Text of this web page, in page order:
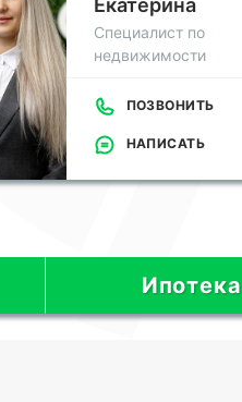
Екатерина
Специалист по
недвижимости
ПОЗВОНИТЬ
НАПИСАТЬ
Ипотека